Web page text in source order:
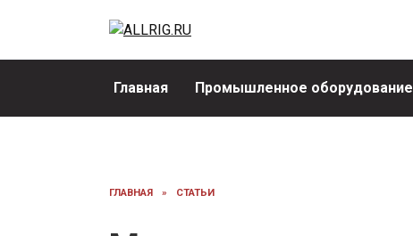
Главная Промышленное оборудование
ГЛАВНАЯ » СТАТЬИ